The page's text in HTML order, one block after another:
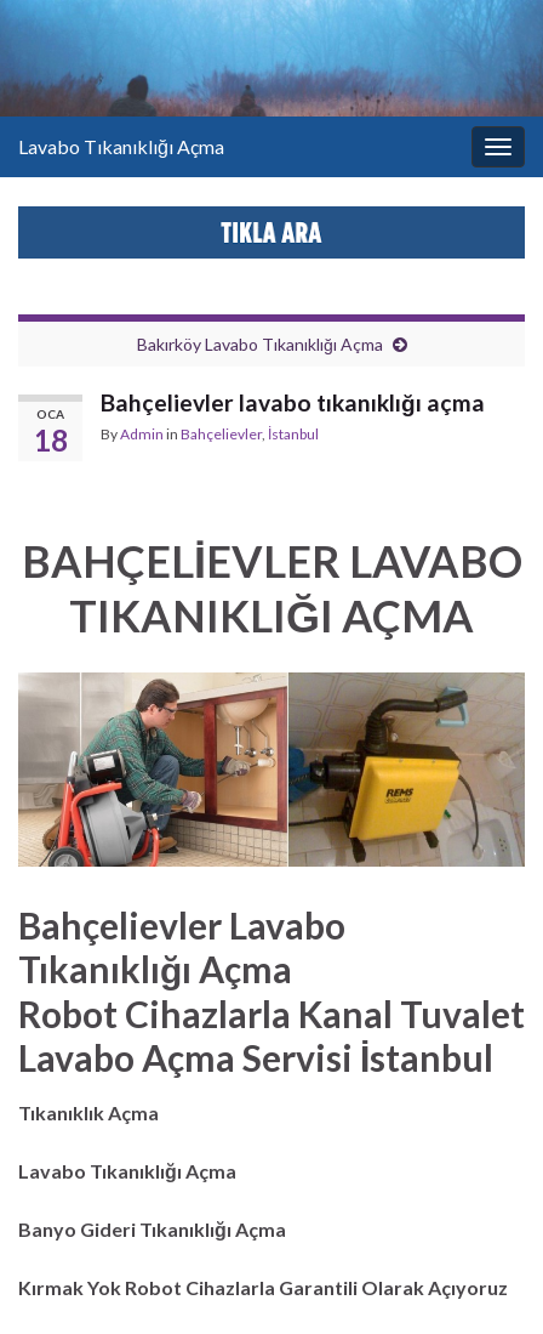
Lavabo Tıkanıklığı Açma
Bakırköy Lavabo Tıkanıklığı Açma
OCA
18
Bahçelievler lavabo tıkanıklığı açma
ByAdmin in Bahçelievler, İstanbul
BAHÇELİEVLER LAVABO
TIKANIKLIĞI AÇMA
Bahçelievler Lavabo
Tıkanıklığı Açma
Robot Cihazlarla Kanal Tuvalet
Lavabo Açma Servisi İstanbul
Tıkanıklık Açma
Lavabo Tıkanıklığı Açma
Banyo Gideri Tıkanıklığı Açma
Kırmak Yok Robot Cihazlarla Garantili Olarak Açıyoruz